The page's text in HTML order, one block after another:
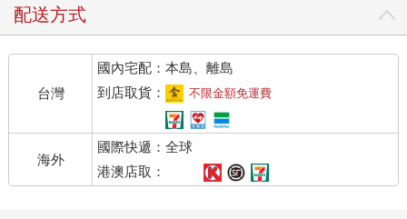
大家也看得愉快！
配送方式
台灣
國內宅配：本島、離島
到店取貨：
不限金額免運費
海外
國際快遞：全球
港澳店取：